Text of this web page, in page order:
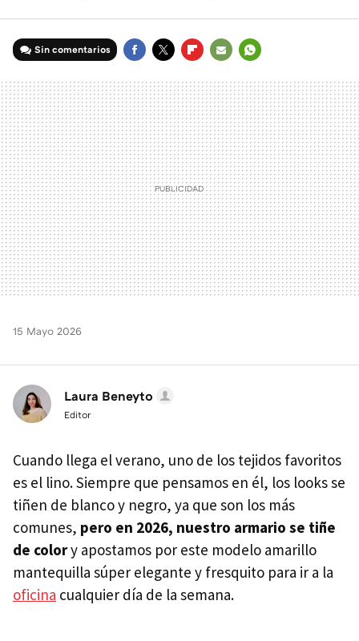
Sin comentarios
MAIL
15 Mayo 2026
Laura Beneyto
Editor
Cuando llega el verano, uno de los tejidos favoritos
es el lino. Siempre que pensamos en él, los looks se
tiñen de blanco y negro, ya que son los más
comunes, pero en 2026, nuestro armario se tiñe
de colory apostamos por este modelo amarillo
mantequilla súper elegante y fresquito para ir a la
oficina cualquier día de la semana.